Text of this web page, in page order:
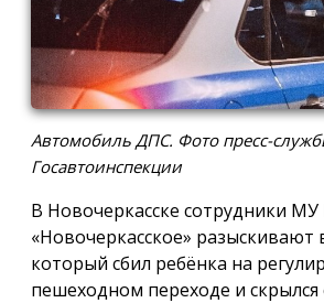
Автомобиль ДПС. Фото пресс-
Госавтоинспекции
В Новочеркасске сотрудники
«Новочеркасское» разыскивают
который сбил ребёнка на
пешеходном переходе и скрылся